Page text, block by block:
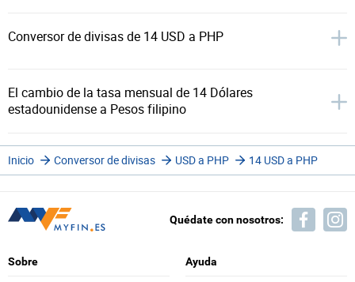
Conversor de divisas de 14 USD a PHP
El cambio de la tasa mensual de 14 Dólares
estadounidense a Pesos filipino
Inicio Conversor de divisas USD a PHP 14 USD a PHP
Quédate con nosotros:
Sobre Ayuda